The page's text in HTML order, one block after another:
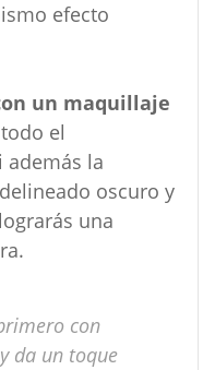
efecto
un maquillaje
el
además la
oscuro y
una
con
da un toque